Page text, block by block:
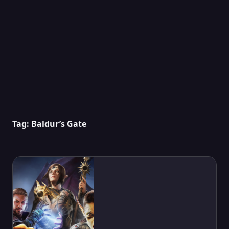
Tag: Baldur’s Gate